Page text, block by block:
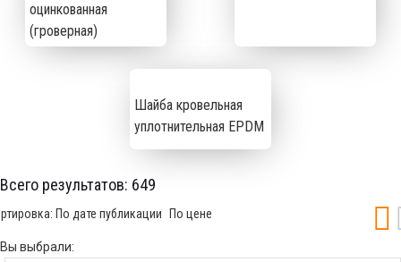
оцинкованная
(гроверная)
Шайба кровельная
уплотнительная EPDM
Всего результатов: 649
По дате публикации По цене
Вы выбрали: